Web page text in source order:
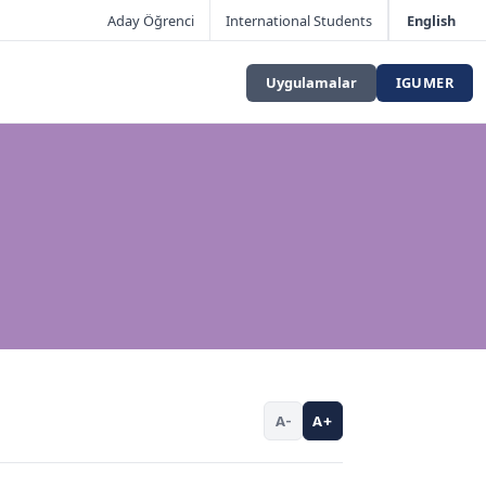
Aday Öğrenci International Students English
Uygulamalar IGUMER
A- A+